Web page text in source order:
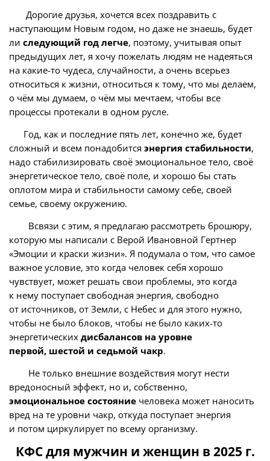
Дорогие друзья, хочется всех поздравить с
наступающим Новым годом, но даже не знаешь, будет
ли следующий год легче, поэтому, учитывая опыт
предыдущих лет, я хочу пожелать людям не надеяться
на какие-то чудеса, случайности, а очень всерьез
относиться к жизни, относиться к тому, что мы делаем,
о чём мы думаем, о чём мы мечтаем, чтобы все
процессы протекали в одном русле.
Год, как и последние пять лет, конечно же, будет
сложный и всем понадобится энергия стабильности,
надо стабилизировать своё эмоциональное тело, своё
энергетическое тело, своё поле, и хорошо бы стать
оплотом мира и стабильности самому себе, своей
семье, своему окружению.
Всвязи с этим, я предлагаю рассмотреть брошюру,
которую мы написали с Верой Ивановной Гертнер
«Эмоции и краски жизни». Я подумала о том, что самое
важное условие, это когда человек себя хорошо
чувствует, может решать свои проблемы, это когда
к нему поступает свободная энергия, свободно
от источников, от Земли, с Небес и для этого нужно,
чтобы не было блоков, чтобы не было каких-то
энергетическихдисбалансов на уровне
первой, шестой и седьмой чакр.
Не только внешние воздействия могут нести
вредоносный эффект, но и, собственно,
эмоциональное состояние человека может наносить
вред на те уровни чакр, откуда поступает энергия
и потом циркулирует по всему организму.
КФС для мужчин и женщин в 2025 г.